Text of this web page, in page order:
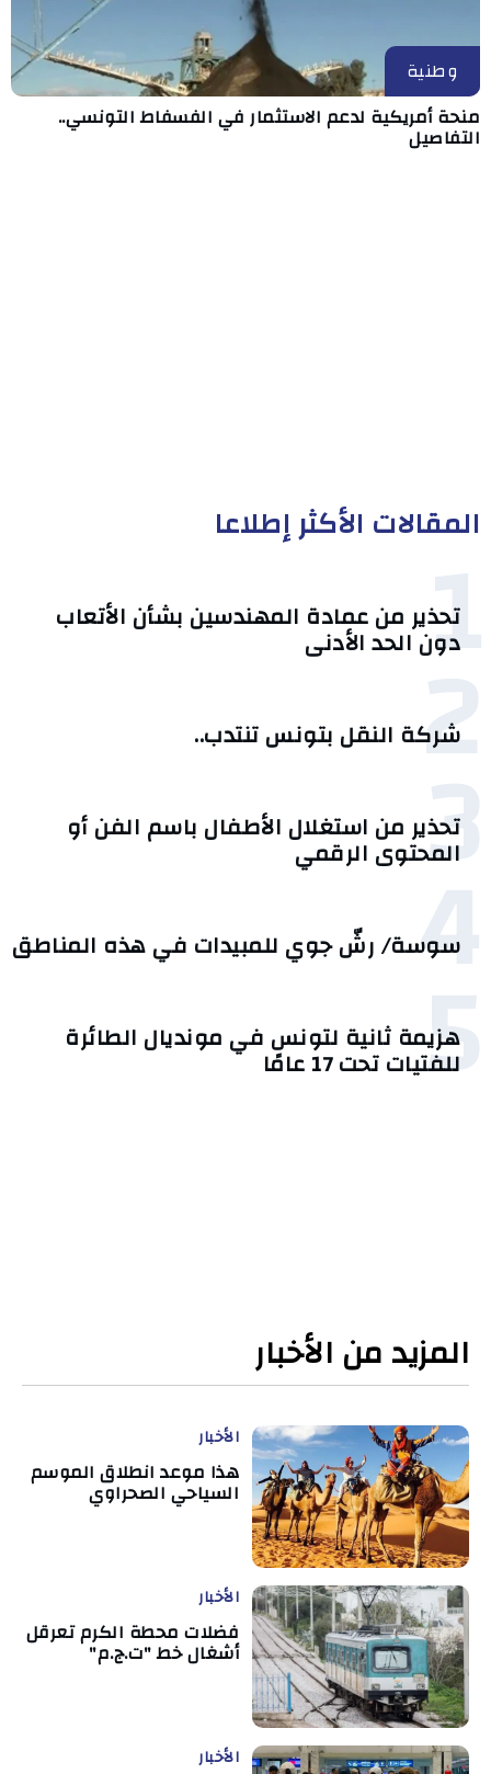
وطنية
منحة أمريكية لدعم الاستثمار في الفسفاط التونسي..
التفاصيل
المقالات الأكثر إطلاعا
1
تحذير من عمادة المهندسين بشأن الأتعاب
دون الحد الأدنى
2
شركة النقل بتونس تنتدب..
3
تحذير من استغلال الأطفال باسم الفن أو
المحتوى الرقمي
4
سوسة/ رشّ جوي للمبيدات في هذه المناطق
5
هزيمة ثانية لتونس في مونديال الطائرة
للفتيات تحت 17 عامًا
المزيد من الأخبار
الأخبار
هذا موعد انطلاق الموسم
السياحي الصحراوي
الأخبار
فضلات محطة الكرم تعرقل
أشغال خط "ت.ج.م"
الأخبار